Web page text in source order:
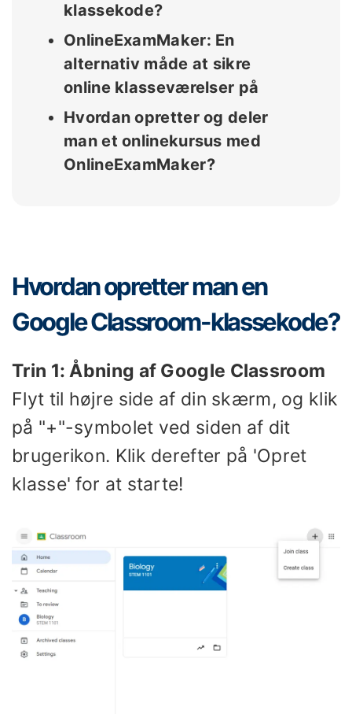
klassekode?
OnlineExamMaker: En
alternativ måde at sikre
online klasseværelser på
Hvordan opretter og deler
man et onlinekursus med
OnlineExamMaker?
Hvordan opretter man en
Google Classroom-klassekode?
Trin 1: Åbning af Google Classroom
Flyt til højre side af din skærm, og klik
på "+"-symbolet ved siden af ​​dit
brugerikon. Klik derefter på 'Opret
klasse' for at starte!